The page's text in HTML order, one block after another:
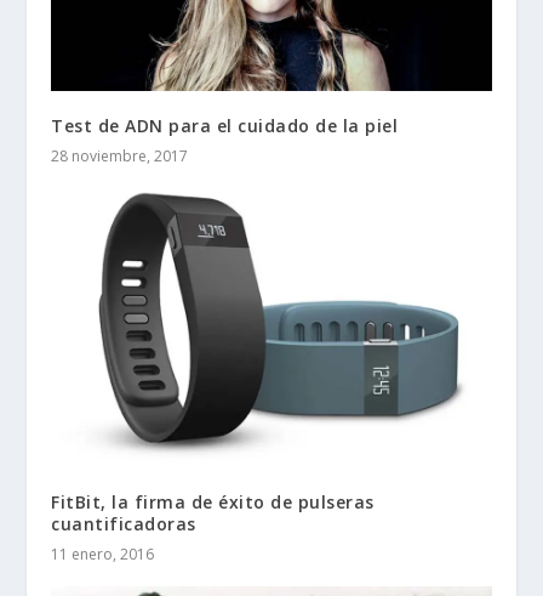
Test de ADN para el cuidado de la piel
28 noviembre, 2017
FitBit, la firma de éxito de pulseras
cuantificadoras
11 enero, 2016